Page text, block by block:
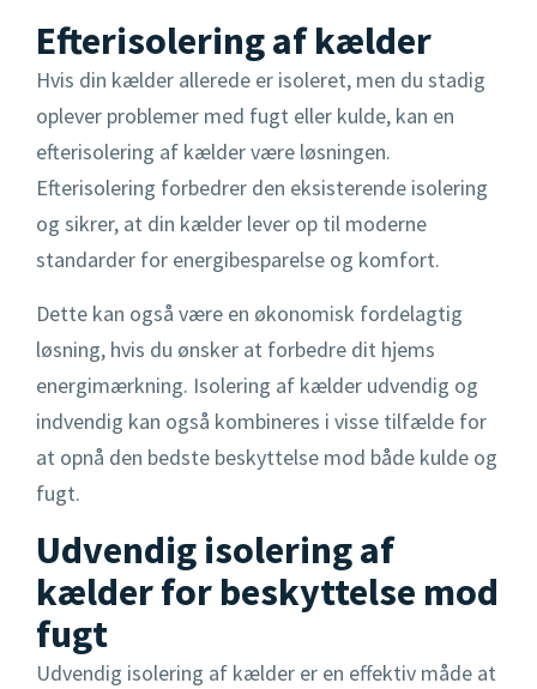
Efterisolering af kælder
Hvis din kælder allerede er isoleret, men du stadig
oplever problemer med fugt eller kulde, kan en
efterisolering af kælder være løsningen.
Efterisolering forbedrer den eksisterende isolering
og sikrer, at din kælder lever op til moderne
standarder for energibesparelse og komfort.
Dette kan også være en økonomisk fordelagtig
løsning, hvis du ønsker at forbedre dit hjems
energimærkning. Isolering af kælder udvendig og
indvendig kan også kombineres i visse tilfælde for
at opnå den bedste beskyttelse mod både kulde og
fugt.
Udvendig isolering af
kælder for beskyttelse mod
fugt
Udvendig isolering af kælder er en effektiv måde at